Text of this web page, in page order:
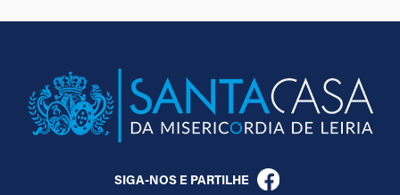
SIGA-NOS E PARTILHE